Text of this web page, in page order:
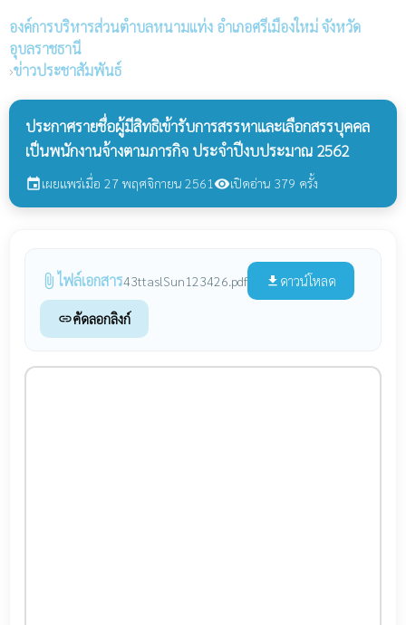
องค์การบริหารส่วนตำบลหนามแท่ง อำเภอศรีเมืองใหม่ จังหวัด
อุบลราชธานี
›ข่าวประชาสัมพันธ์
ประกาศรายชื่อผู้มีสิทธิเข้ารับการสรรหาและเลือกสรรบุคคล
เป็นพนักงานจ้างตามภารกิจ ประจำปีงบประมาณ 2562
eventเผยแพร่เมื่อ 27 พฤศจิกายน 2561 visibilityเปิดอ่าน 379 ครั้ง
attach_file ไฟล์เอกสาร43ttaslSun123426.pdf file_download ดาวน์โหลด
linkคัดลอกลิงก์